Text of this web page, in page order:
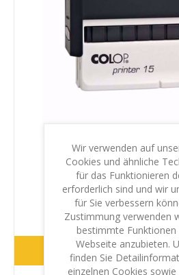
Colop Printer
€20,80 inkl. MwSt.
WEITER
Wir verwenden auf
Cookies und ähnliche
für das Funktionieren
erforderlich sind und wir
für Sie verbessern
Zustimmung verwenden
bestimmte Funktionen
Webseite anzubieten.
finden Sie
einzelnen Cookies